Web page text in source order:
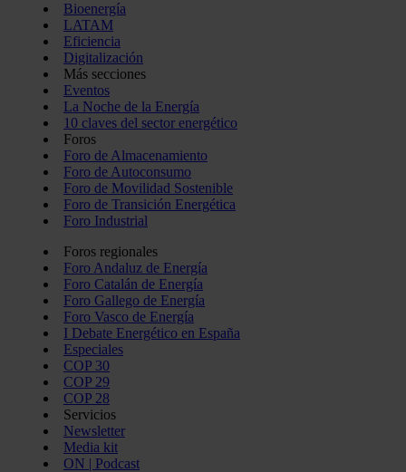
Bioenergía
LATAM
Eficiencia
Digitalización
Más secciones
Eventos
La Noche de la Energía
10 claves del sector energético
Foros
Foro de Almacenamiento
Foro de Autoconsumo
Foro de Movilidad Sostenible
Foro de Transición Energética
Foro Industrial
Foros regionales
Foro Andaluz de Energía
Foro Catalán de Energía
Foro Gallego de Energía
Foro Vasco de Energía
I Debate Energético en España
Especiales
COP 30
COP 29
COP 28
Servicios
Newsletter
Media kit
ON | Podcast